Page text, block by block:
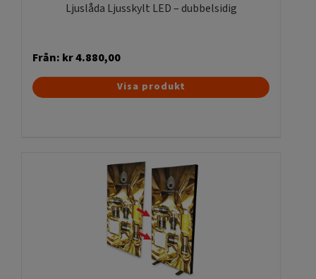
Ljuslåda Ljusskylt LED – dubbelsidig
Från: kr4.880,00
Den
här
varianter.
De
olika
alternativen
kan
väljas
på
Visa produkt